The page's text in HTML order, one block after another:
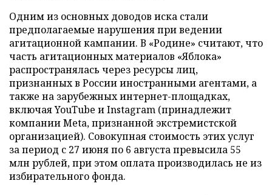
Одним из основных доводов иска стали
предполагаемые нарушения при ведении
агитационной кампании. В «Родине» считают, что
часть агитационных материалов «Яблока»
распространялась через ресурсы лиц,
признанных в России иностранными агентами, а
также на зарубежных интернет-площадках,
включая YouTube и Instagram (принадлежит
компании Meta, признанной экстремистской
организацией). Совокупная стоимость этих услуг
за период с 27 июня по 6 августа превысила 55
млн рублей, при этом оплата производилась не из
избирательного фонда.